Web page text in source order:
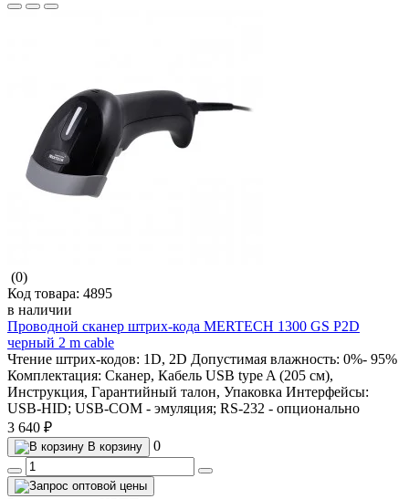
(0)
Код товара: 4895
в наличии
Проводной сканер штрих-кода MERTECH 1300 GS P2D
черный 2 m cable
Чтение штрих-кодов: 1D, 2D Допустимая влажность: 0%- 95%
Комплектация: Сканер, Кабель USB type A (205 см),
Инструкция, Гарантийный талон, Упаковка Интерфейсы:
USB-HID; USB-COM - эмуляция; RS-232 - опционально
3 640 ₽
В корзину 0